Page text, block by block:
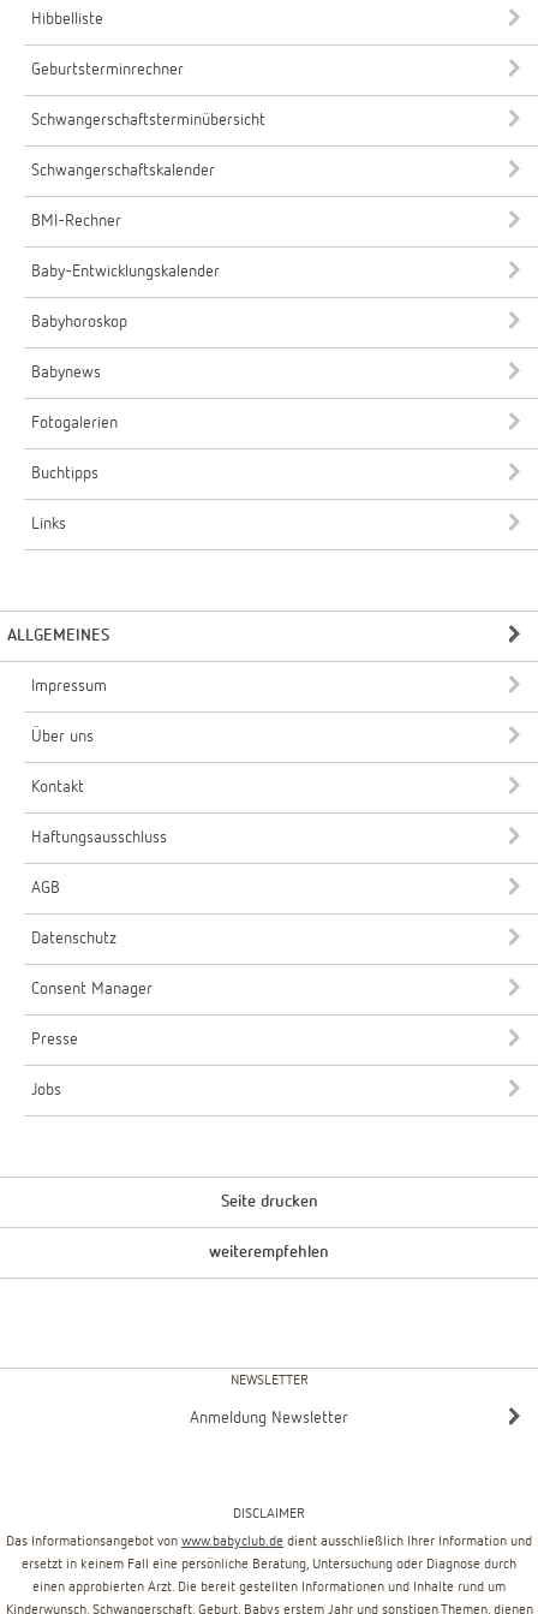
Hibbelliste
Geburtsterminrechner
Schwangerschaftsterminübersicht
Schwangerschaftskalender
BMI-Rechner
Baby-Entwicklungskalender
Babyhoroskop
Babynews
Fotogalerien
Buchtipps
Links
ALLGEMEINES
Impressum
Über uns
Kontakt
Haftungsausschluss
AGB
Datenschutz
Consent Manager
Presse
Jobs
Seite drucken
weiterempfehlen
NEWSLETTER
Anmeldung Newsletter
DISCLAIMER
Das Informationsangebot von www.babyclub.de dient ausschließlich Ihrer Information und
ersetzt in keinem Fall eine persönliche Beratung, Untersuchung oder Diagnose durch
einen approbierten Arzt. Die bereit gestellten Informationen und Inhalte rund um
Kinderwunsch, Schwangerschaft, Geburt, Babys erstem Jahr und sonstigen Themen, dienen